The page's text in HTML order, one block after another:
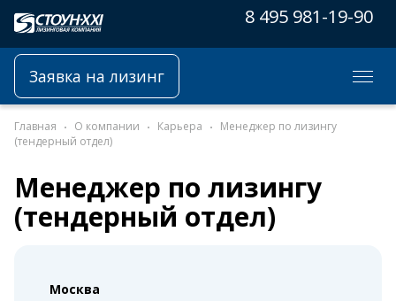
8 495 981-19-90
Заявка на лизинг
Главная О компании Карьера
Менеджер по лизингу
(тендерный отдел)
Менеджер по лизингу
(тендерный отдел)
Москва